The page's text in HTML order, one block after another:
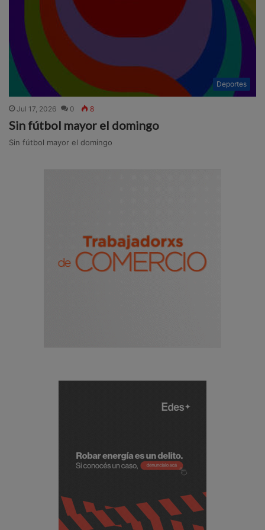
Deportes
Jul 17, 2026 0 8
Sin fútbol mayor el domingo
Sin fútbol mayor el domingo